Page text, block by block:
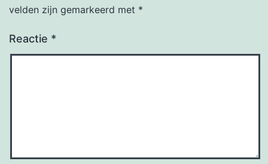
velden zijn gemarkeerd met *
Reactie *